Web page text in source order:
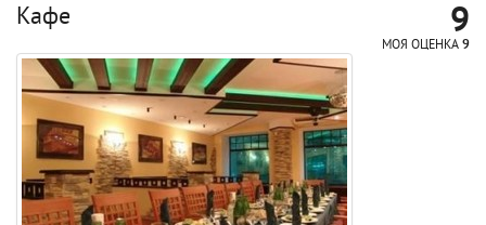
Кафе 9
МОЯ ОЦЕНКА 9